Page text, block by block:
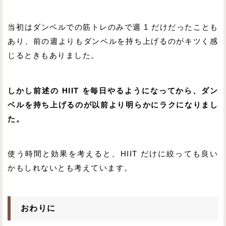
当初はダンベルでの筋トレのみで週 1 だけだったことも
あり、前の週よりもダンベルを持ち上げるのがキツく感
じるときもありました。
しかし前述の HIIT を毎日やるようになってから、ダン
ベルを持ち上げるのが以前より明らかにラクになりまし
た。
使う時間と効果を考えると、HIIT だけに絞っても良い
かもしれないとも考えています。
おわりに